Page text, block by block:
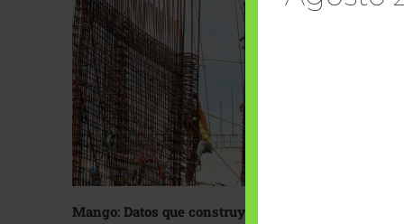
Mango: Datos que construyen confianza